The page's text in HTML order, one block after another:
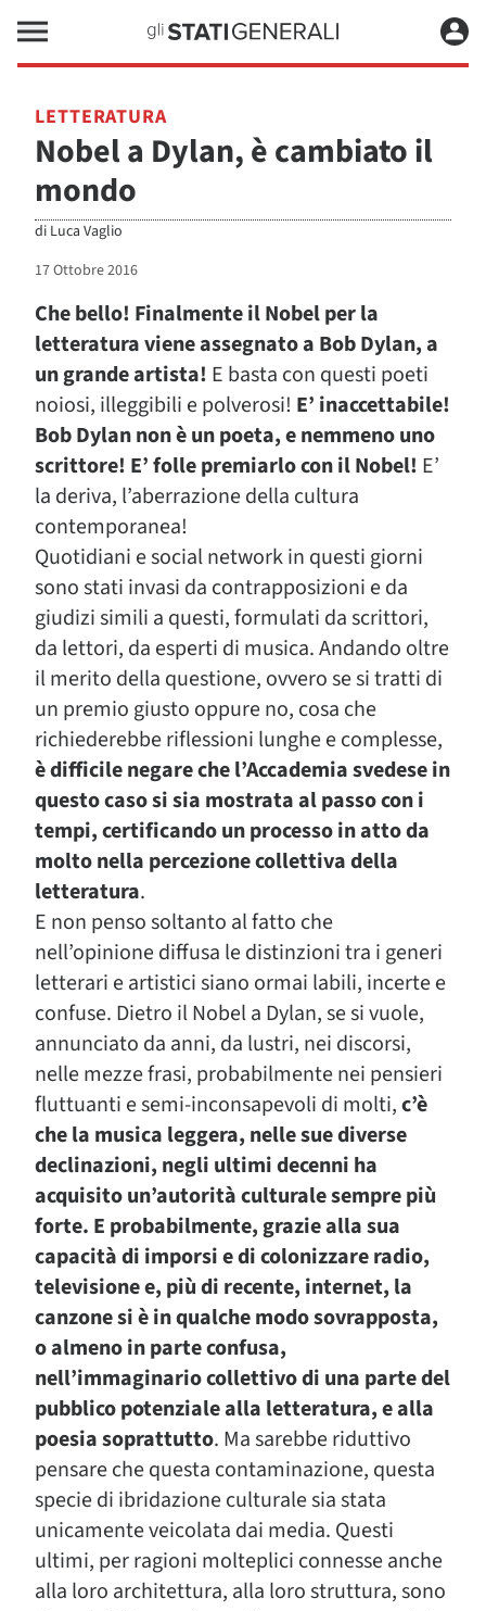
LETTERATURA
Nobel a Dylan, è cambiato il
mondo
di Luca Vaglio
17 Ottobre 2016
Che bello! Finalmente il Nobel per la
letteratura viene assegnato a Bob Dylan, a
un grande artista! E basta con questi poeti
noiosi, illeggibili e polverosi! E’ inaccettabile!
Bob Dylan non è un poeta, e nemmeno uno
scrittore! E’ folle premiarlo con il Nobel! E’
la deriva, l’aberrazione della cultura
contemporanea!
Quotidiani e social network in questi giorni
sono stati invasi da contrapposizioni e da
giudizi simili a questi, formulati da scrittori,
da lettori, da esperti di musica. Andando oltre
il merito della questione, ovvero se si tratti di
un premio giusto oppure no, cosa che
richiederebbe riflessioni lunghe e complesse,
è difficile negare che l’Accademia svedese in
questo caso si sia mostrata al passo con i
tempi, certificando un processo in atto da
molto nella percezione collettiva della
letteratura.
E non penso soltanto al fatto che
nell’opinione diffusa le distinzioni tra i generi
letterari e artistici siano ormai labili, incerte e
confuse. Dietro il Nobel a Dylan, se si vuole,
annunciato da anni, da lustri, nei discorsi,
nelle mezze frasi, probabilmente nei pensieri
fluttuanti e semi-inconsapevoli di molti,c’è
che la musica leggera, nelle sue diverse
declinazioni, negli ultimi decenni ha
acquisito un’autorità culturale sempre più
forte. E probabilmente, grazie alla sua
capacità di imporsi e di colonizzare radio,
televisione e, più di recente, internet, la
canzone si è in qualche modo sovrapposta,
o almeno in parte confusa,
nell’immaginario collettivo di una parte del
pubblico potenziale alla letteratura, e alla
poesia soprattutto. Ma sarebbe riduttivo
pensare che questa contaminazione, questa
specie di ibridazione culturale sia stata
unicamente veicolata dai media. Questi
ultimi, per ragioni molteplici connesse anche
alla loro architettura, alla loro struttura, sono